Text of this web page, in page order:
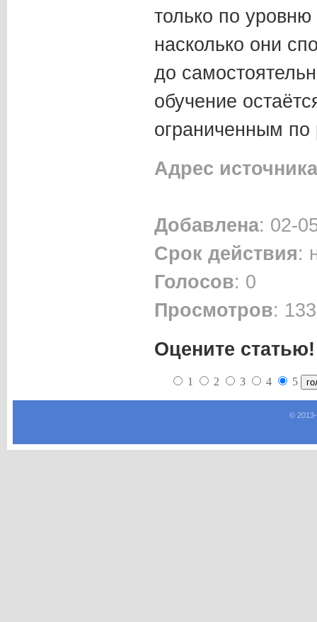
только по
насколько они
до
обучение
ограниченным по
Адрес источника
Добавлена: 02-
Срок действия:
Голосов: 0
Просмотров: 133
Оцените статью!
1 2 3 4 5
© 2013-